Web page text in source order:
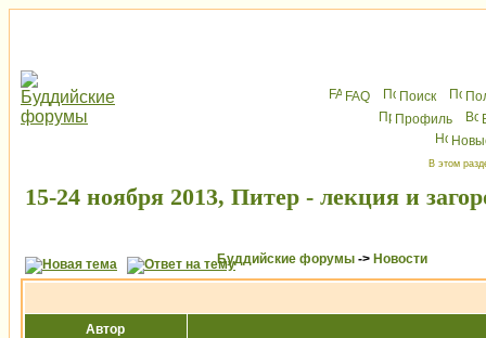
FAQ Поиск
Профиль
В этом
15-24 ноября 2013, Питер - лекция и
Буддийские форумы -> Новости
Автор